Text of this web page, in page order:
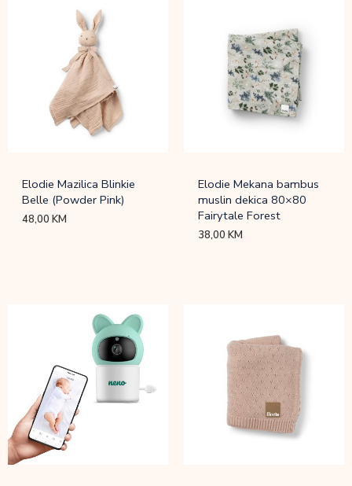
Elodie Mazilica Blinkie
Belle (Powder Pink)
48,00KM
Elodie Mekana bambus
muslin dekica 80×80
Fairytale Forest
38,00KM